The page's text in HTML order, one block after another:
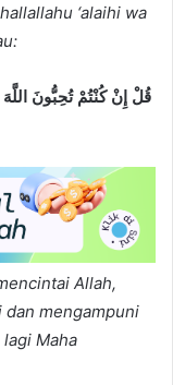
‘alaihi wa
ﻗُﻞْ ﺇِﻥْ ﻛُﻨْﺘُﻢْ ﺗُﺤِﺒُّﻮﻥَ ﺍﻟﻠَّﻪَ
Allah,
dan mengampuni
lagi Maha